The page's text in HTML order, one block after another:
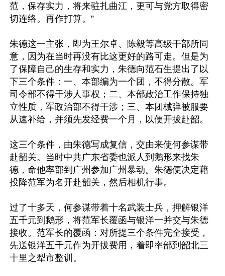
范，保存实力，将来驻扎曲江，更可与党方取得密
切连络。再作打算。”
朱德这一主张，即为王尔卓、陈毅等高级干部所同
意，因为在当时再没有比这更好的路可走。但是为
了保障自己的生存和实力，朱德向范石生提出了以
下三个条件：一、本部编为一个团，不得分散。军
司令部不得干涉人事权；二、本部政治工作保持独
立性质，军政治部不得干涉；三、本团械弹被服要
从速补给，并须先发经费一个月，以便开拔赴韶。
这三个条件，由朱德写成复信，交由来使何参谋带
赴韶关。当时中共广东省委也派人到鹅形来找朱
德，命他率部到广州参加广州暴动。朱德便决定藉
投降范军为名开赴韶关，然后相机行事。
过了十多天，何参谋带着十名武装士兵，押解银洋
五千元到鹅形，将范军长覆函与银洋一并交与朱德
接收。范军长的覆函：对所提三个条件完全接受，
先送银洋五千元作为开拔费用，着即率部到韶北三
十里之犁市整训。